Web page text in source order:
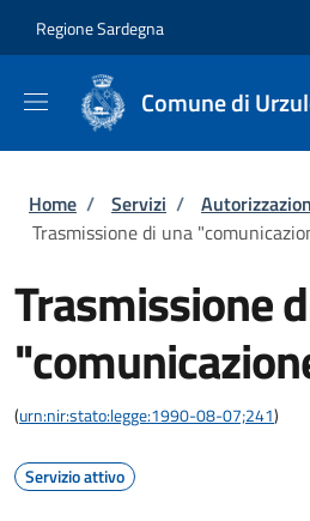
Regione Sardegna
Comune di
Briciole di pane
Home / Servizi /
Trasmissione di una
Trasmissione
(urn:nir:stato:legge:1990-08-07;241)
Servizio attivo